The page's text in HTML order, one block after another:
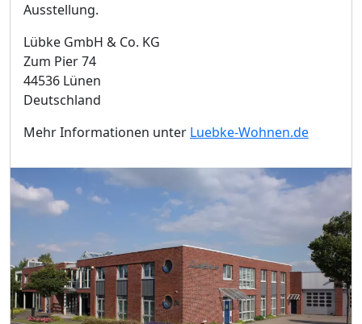
Ausstellung.
Lübke GmbH & Co. KG
Zum Pier 74
44536 Lünen
Deutschland
Mehr Informationen unter Luebke-Wohnen.de